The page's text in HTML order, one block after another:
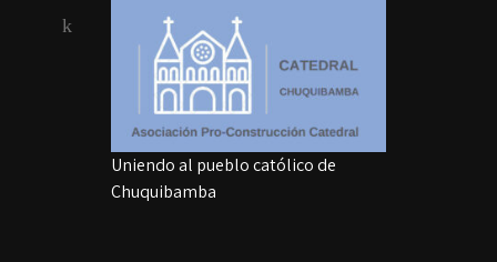
k
Uniendo al pueblo católico de
Chuquibamba